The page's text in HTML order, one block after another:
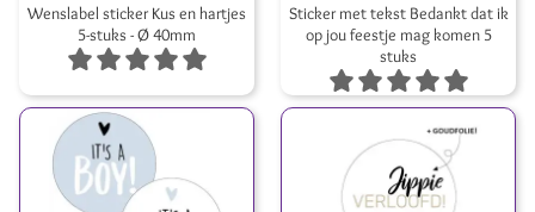
Wenslabel sticker Kus en hartjes
5-stuks - Ø 40mm
Sticker met tekst Bedankt dat ik
op jou feestje mag komen 5
stuks